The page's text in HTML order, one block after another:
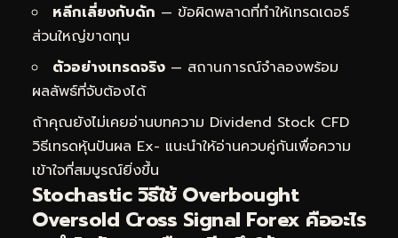
หลีกเลี่ยงกับดัก — ข้อผิดพลาดที่ทำให้เทรดเดอร์
ส่วนใหญ่ขาดทุน
ตัวอย่างเทรดจริง — สถานการณ์จำลองพร้อม
ผลลัพธ์ที่จับต้องได้
ถ้าคุณยังไม่เคยอ่านบทความ Dividend Stock CFD
วิธีเทรดหุ้นปันผล Ex- แนะนำให้อ่านควบคู่กันเพื่อความ
เข้าใจที่สมบูรณ์ยิ่งขึ้น
Stochastic วิธีใช้ Overbought
Oversold Cross Signal Forex คืออะไร